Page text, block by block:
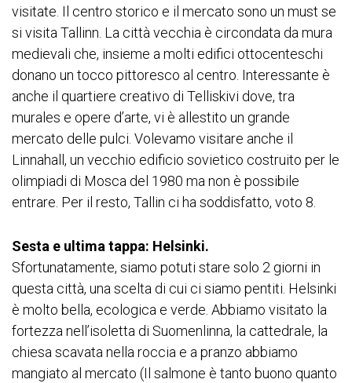
visitate. Il centro storico e il mercato sono un must se
si visita Tallinn. La città vecchia è circondata da mura
medievali che, insieme a molti edifici ottocenteschi
donano un tocco pittoresco al centro. Interessante è
anche il quartiere creativo di Telliskivi dove, tra
murales e opere d’arte, vi è allestito un grande
mercato delle pulci. Volevamo visitare anche il
Linnahall, un vecchio edificio sovietico costruito per le
olimpiadi di Mosca del 1980 ma non è possibile
entrare. Per il resto, Tallin ci ha soddisfatto, voto 8.
Sesta e ultima tappa: Helsinki.
Sfortunatamente, siamo potuti stare solo 2 giorni in
questa città, una scelta di cui ci siamo pentiti. Helsinki
è molto bella, ecologica e verde. Abbiamo visitato la
fortezza nell’isoletta di Suomenlinna, la cattedrale, la
chiesa scavata nella roccia e a pranzo abbiamo
mangiato al mercato (Il salmone è tanto buono quanto